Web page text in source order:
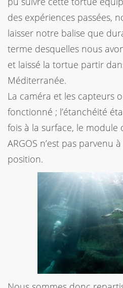
des expériences passées,
laisser notre balise que
terme desquelles nous
et laissé la tortue partir
Méditerranée.
La caméra et les capteurs
fonctionné ; l’étanchéité
fois à la surface, le
ARGOS n’est pas parvenu
position.